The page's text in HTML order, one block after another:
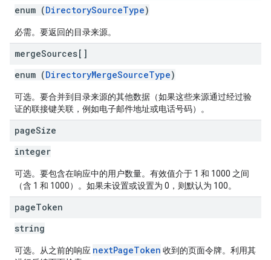
enum (DirectorySourceType)
必需。要返回的目录来源。
mergeSources[]
enum (DirectoryMergeSourceType)
可选。要合并到目录来源的其他数据（如果这些来源通过经过验
证的联接键关联，例如电子邮件地址或电话号码）。
pageSize
integer
可选。要包含在响应中的用户数量。有效值介于 1 和 1000 之间
（含 1 和 1000）。如果未设置或设置为 0，则默认为 100。
pageToken
string
可选。从之前的响应 nextPageToken 收到的页面令牌。利用其